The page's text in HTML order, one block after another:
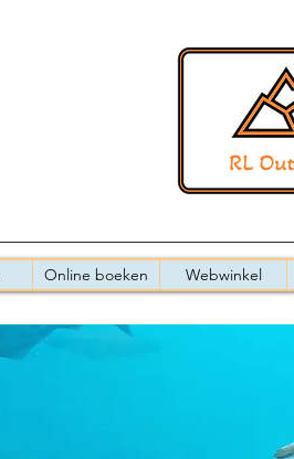
Online boeken Webwinkel